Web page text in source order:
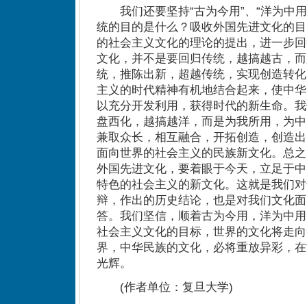
我们还要坚持“古为今用”、“洋为中
统的目的是什么？吸收外国先进文化的
的社会主义文化的理论的提出，进一步
文化，并不是要回归传统，越搞越古，
统，推陈出新，超越传统，实现创造转
主义的时代精神有机地结合起来，使中
以充分开发利用，获得时代的新生命。
盘西化，越搞越洋，而是为我所用，为
兼取众长，相互融合，开拓创造，创造
面向世界的社会主义的民族新文化。总
外国先进文化，要着眼于今天，立足于
特色的社会主义的新文化。这就是我们
辩，作出的历史结论，也是对我们文化
答。我们坚信，顺着古为今用，洋为中
社会主义文化的目标，世界的文化将走
界，中华民族的文化，必将重放异彩，
光辉。
(作者单位：复旦大学)